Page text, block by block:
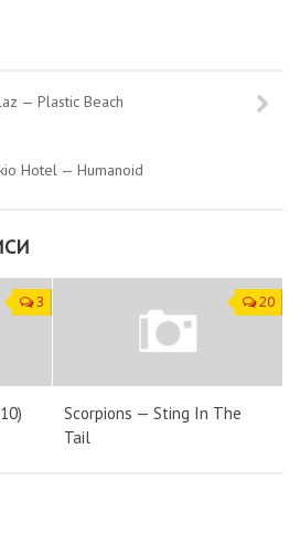
— Plastic Beach
Hotel — Humanoid
3 20
Scorpions — Sting In The
Tail